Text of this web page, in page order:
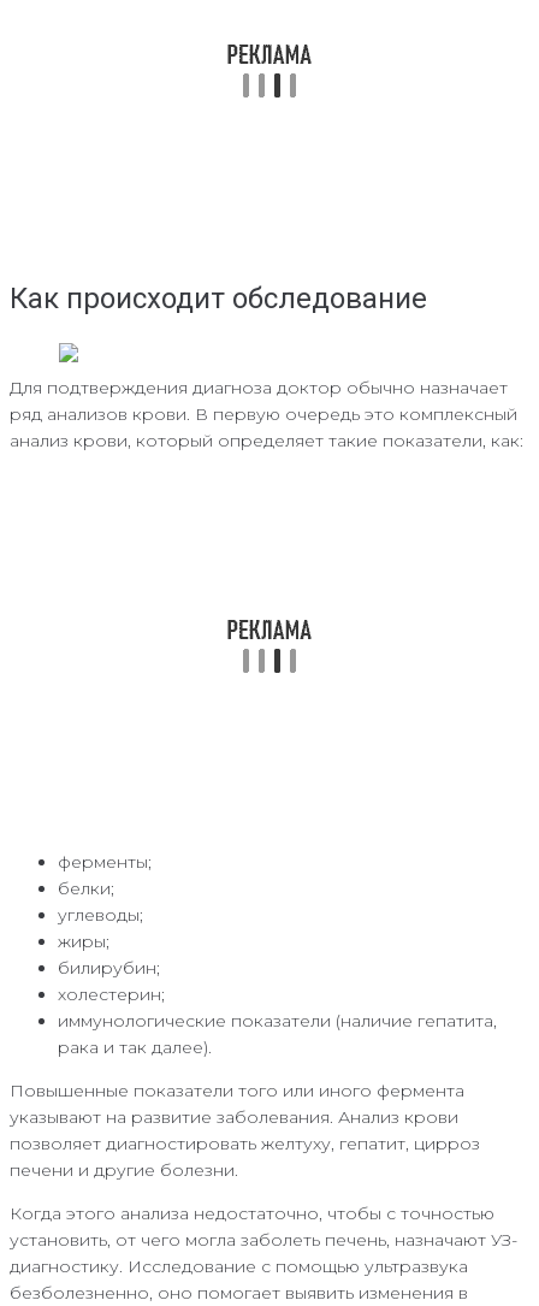
Как происходит обследование
Для подтверждения диагноза доктор обычно назначает
ряд анализов крови. В первую очередь это комплексный
анализ крови, который определяет такие показатели, как:
ферменты;
белки;
углеводы;
жиры;
билирубин;
холестерин;
иммунологические показатели (наличие гепатита,
рака и так далее).
Повышенные показатели того или иного фермента
указывают на развитие заболевания. Анализ крови
позволяет диагностировать желтуху, гепатит, цирроз
печени и другие болезни.
Когда этого анализа недостаточно, чтобы с точностью
установить, от чего могла заболеть печень, назначают УЗ-
диагностику. Исследование с помощью ультразвука
безболезненно, оно помогает выявить изменения в